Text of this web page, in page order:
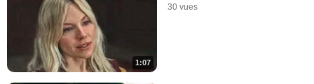
1:07
30 vues